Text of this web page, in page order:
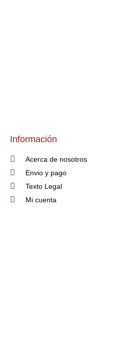
Información
Acerca de nosotros
Envio y pago
Texto Legal
Mi cuenta